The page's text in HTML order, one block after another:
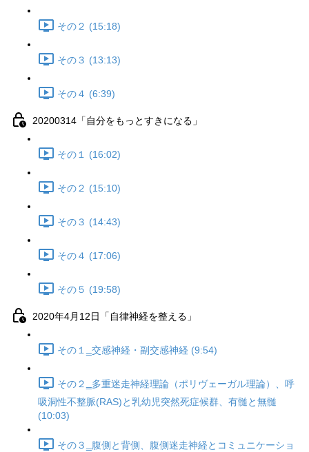
その２ (15:18)
その３ (13:13)
その４ (6:39)
20200314「自分をもっとすきになる」
その１ (16:02)
その２ (15:10)
その３ (14:43)
その４ (17:06)
その５ (19:58)
2020年4月12日「自律神経を整える」
その１‗交感神経・副交感神経 (9:54)
その２‗多重迷走神経理論（ポリヴェーガル理論）、呼
吸洞性不整脈(RAS)と乳幼児突然死症候群、有髄と無髄
(10:03)
その３‗腹側と背側、腹側迷走神経とコミュニケーショ